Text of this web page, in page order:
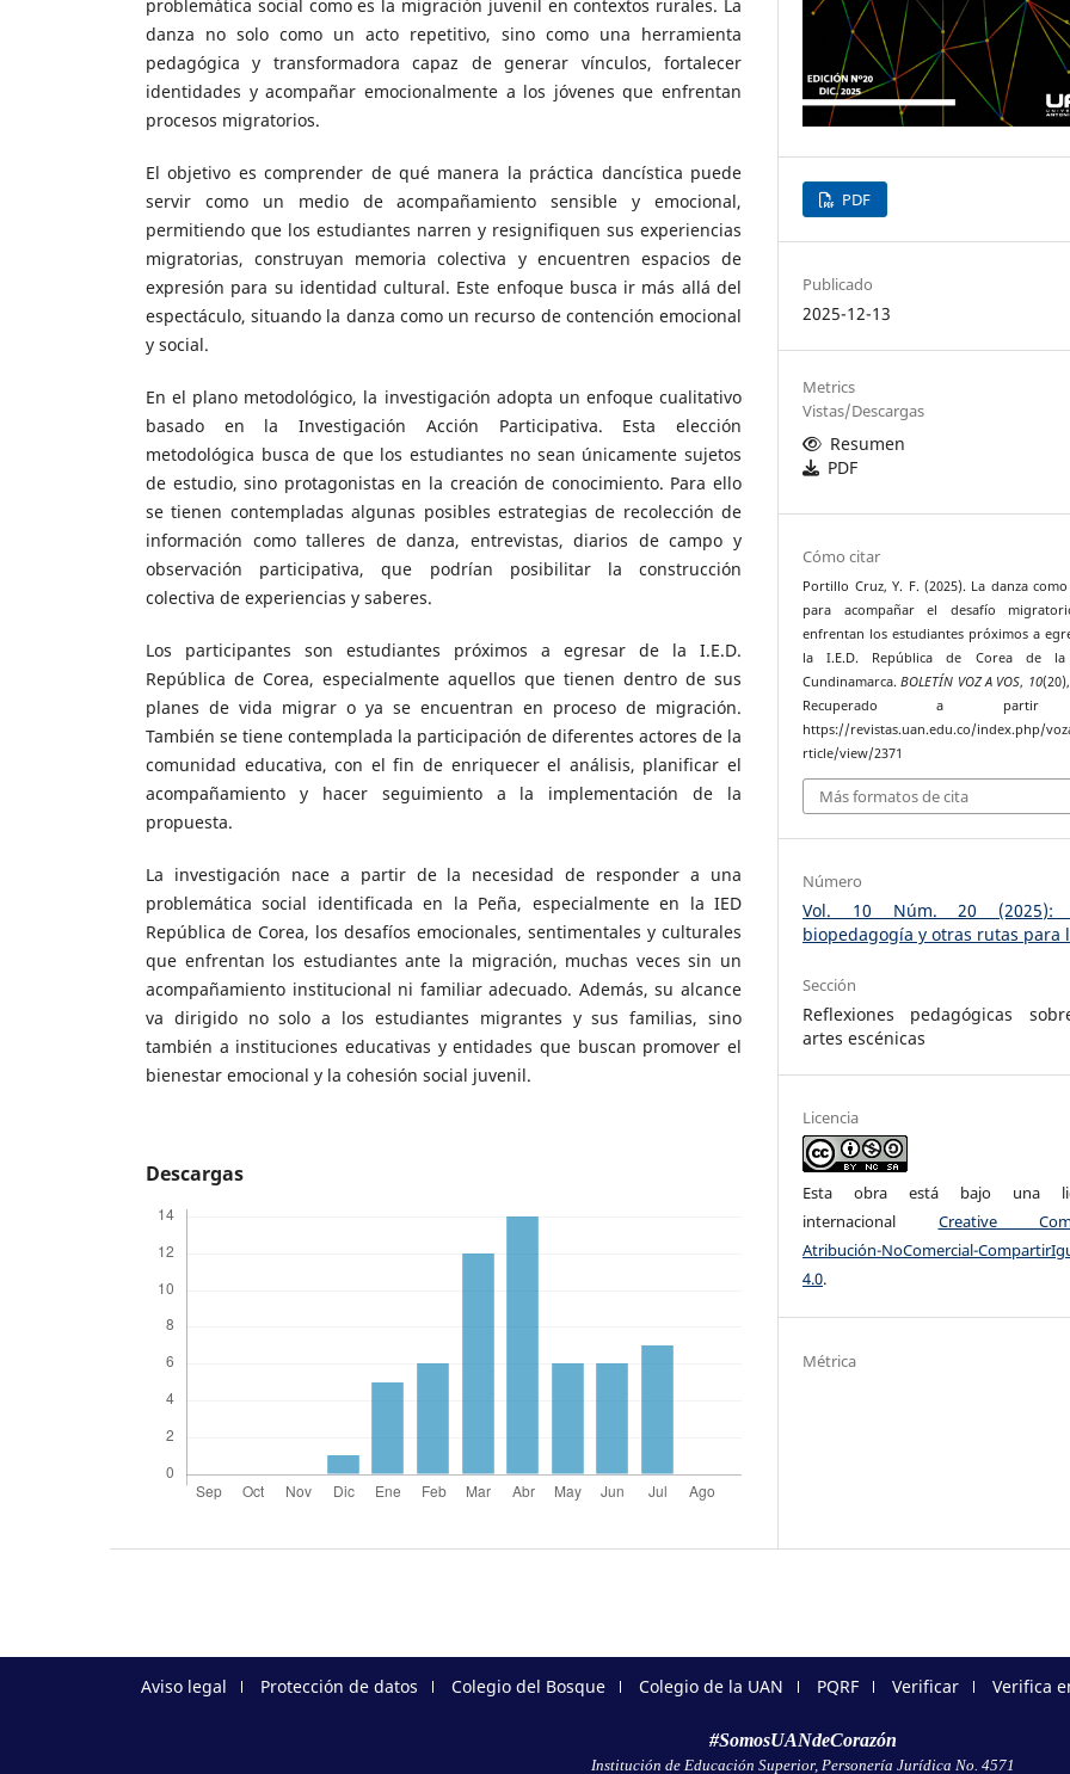
problemática social como es la migración juvenil en contextos rurales. La
danza no solo como un acto repetitivo, sino como una herramienta
pedagógica y transformadora capaz de generar vínculos, fortalecer
identidades y acompañar emocionalmente a los jóvenes que enfrentan
procesos migratorios.
El objetivo es comprender de qué manera la práctica dancística puede
servir como un medio de acompañamiento sensible y emocional,
permitiendo que los estudiantes narren y resignifiquen sus experiencias
migratorias, construyan memoria colectiva y encuentren espacios de
expresión para su identidad cultural. Este enfoque busca ir más allá del
espectáculo, situando la danza como un recurso de contención emocional
y social.
En el plano metodológico, la investigación adopta un enfoque cualitativo
basado en la Investigación Acción Participativa. Esta elección
metodológica busca de que los estudiantes no sean únicamente sujetos
de estudio, sino protagonistas en la creación de conocimiento. Para ello
se tienen contempladas algunas posibles estrategias de recolección de
información como talleres de danza, entrevistas, diarios de campo y
observación participativa, que podrían posibilitar la construcción
colectiva de experiencias y saberes.
Los participantes son estudiantes próximos a egresar de la I.E.D.
República de Corea, especialmente aquellos que tienen dentro de sus
planes de vida migrar o ya se encuentran en proceso de migración.
También se tiene contemplada la participación de diferentes actores de la
comunidad educativa, con el fin de enriquecer el análisis, planificar el
acompañamiento y hacer seguimiento a la implementación de la
propuesta.
La investigación nace a partir de la necesidad de responder a una
problemática social identificada en la Peña, especialmente en la IED
República de Corea, los desafíos emocionales, sentimentales y culturales
que enfrentan los estudiantes ante la migración, muchas veces sin un
acompañamiento institucional ni familiar adecuado. Además, su alcance
va dirigido no solo a los estudiantes migrantes y sus familias, sino
también a instituciones educativas y entidades que buscan promover el
bienestar emocional y la cohesión social juvenil.
Descargas
PDF
Publicado
2025-12-13
Metrics
Vistas/Descargas
Resumen
PDF
Cómo citar
Portillo Cruz, Y. F. (2025). La danza
para acompañar el desafío
enfrentan los estudiantes próximos a
la I.E.D. República de Corea de la
Cundinamarca.BOLETÍN VOZ A VOS, 10
Recuperado a
https://revistas.uan.edu.co/index.php/
rticle/view/2371
Más formatos de cita
Número
Vol. 10 Núm. 20 (2025):
biopedagogía y otras rutas para
Sección
Reflexiones pedagógicas
artes escénicas
Licencia
Esta obra está bajo una
internacional Creative
Atribución-NoComercial-
4.0.
Métrica
Aviso legal Protección de datos Colegio del Bosque Colegio de la UAN PQRF Verificar Verifica
#SomosUANdeCorazón
Institución de Educación Superior, Personería Jurídica No. 4571